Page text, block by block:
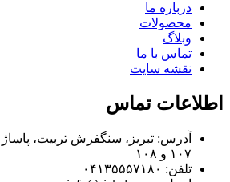
درباره ما
محصولات
وبلاگ
تماس با ما
نقشه سایت
اطلاعات تماس
آدرس: تبریز، سنگفرش تربیت، پاساژ
۱۰۷ و ۱۰۸
تلفن: ۰۴۱۳۵۵۵۷۱۸۰